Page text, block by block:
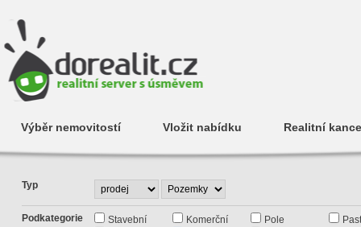
Výběr nemovitostí Vložit nabídku Realitní
Typ
Podkategorie Stavební Komerční Pole